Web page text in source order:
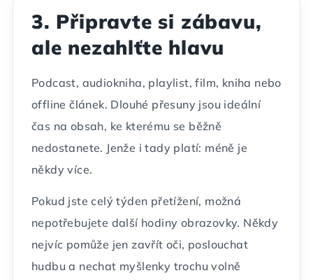
3. Připravte si zábavu,
ale nezahlťte hlavu
Podcast, audiokniha, playlist, film, kniha nebo
offline článek. Dlouhé přesuny jsou ideální
čas na obsah, ke kterému se běžně
nedostanete. Jenže i tady platí: méně je
někdy více.
Pokud jste celý týden přetížení, možná
nepotřebujete další hodiny obrazovky. Někdy
nejvíc pomůže jen zavřít oči, poslouchat
hudbu a nechat myšlenky trochu volně